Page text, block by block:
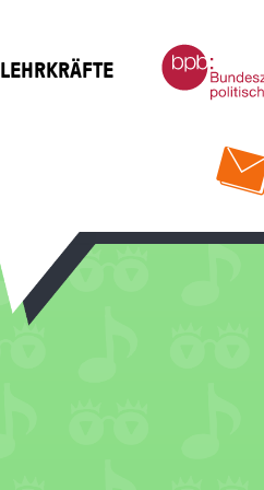
Bundeszentrale
für
politische